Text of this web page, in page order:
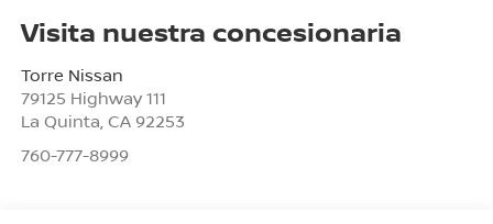
Visita nuestra concesionaria
Torre Nissan
79125 Highway 111
La Quinta CA 92253
760-777-8999